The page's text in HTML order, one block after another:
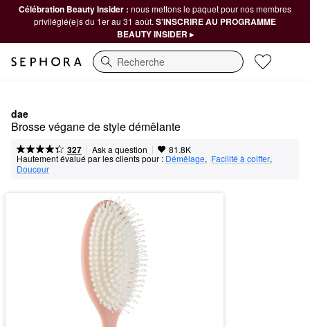
Célébration Beauty Insider : nous mettons le paquet pour nos membres
privilégié(e)s du 1er au 31 août. S’INSCRIRE AU PROGRAMME
BEAUTY INSIDER ▸
Recherche
dae
Brosse végane de style démêlante
327 | Ask a question | 81.8K
Hautement évalué par les clients pour : Démêlage, Facilité à coiffer,
Douceur